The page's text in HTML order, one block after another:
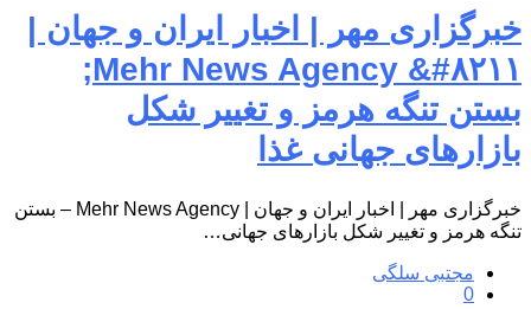
خبرگزاری مهر | اخبار ایران و جهان |
Mehr News Agency &#۸۲۱۱;
بستن تنگه هرمز و تغییر شکل
بازارهای جهانی غذا
خبرگزاری مهر | اخبار ایران و جهان | Mehr News Agency – بستن
تنگه هرمز و تغییر شکل بازارهای جهانی…
مجتبی سلگی
0